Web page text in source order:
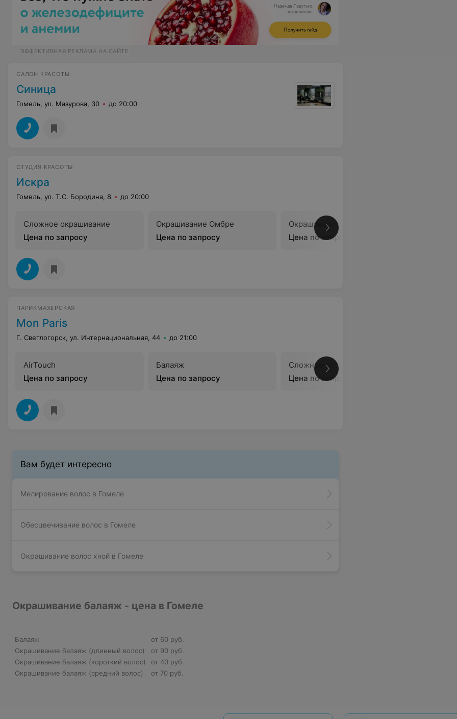
ЭФФЕКТИВНАЯ РЕКЛАМА НА САЙТЕ
САЛОН КРАСОТЫ
Синица
Гомель, ул. Мазурова, 30 до 20:00
СТУДИЯ КРАСОТЫ
Искра
Гомель, ул. Т.С. Бородина, 8 до 20:00
Сложное окрашивание
Цена по запросу
Окрашивание Омбре
Цена по запросу
Окрашивание Балаяж
Цена по запросу
ПАРИКМАХЕРСКАЯ
Mon Paris
Г. Светлогорск, ул. Интернациональная, 44 до 21:00
AirTouch
Цена по запросу
Балаяж
Цена по запросу
Сложное окрашивание
Цена по запросу
Вам будет интересно
Мелирование волос в Гомеле
Обесцвечивание волос в Гомеле
Окрашивание волос хной в Гомеле
Окрашивание балаяж - цена в Гомеле
Балаяж
от 60 руб.
Окрашивание балаяж (длинный волос)
от 90 руб.
Окрашивание балаяж (короткий волос)
от 40 руб.
Окрашивание балаяж (средний волос)
от 70 руб.